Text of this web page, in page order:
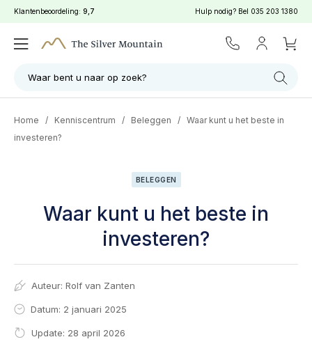
Klantenbeoordeling: 9,7 Hulp nodig? Bel 035 203 1380
Waar bent u naar op zoek?
Home / Kenniscentrum / Beleggen / Waar kunt u het beste in
investeren?
BELEGGEN
Waar kunt u het beste in
investeren?
Auteur: Rolf van Zanten
Datum: 2 januari 2025
Update: 28 april 2026